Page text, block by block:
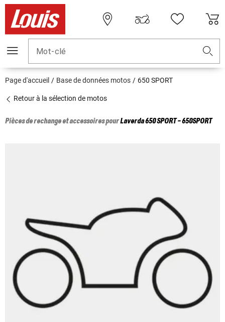
Mot-clé
Page d'accueil Base de données motos 650 SPORT
Retour à la sélection de motos
Pièces de rechange et accessoires pourLaverda650 SPORT - 650SPORT